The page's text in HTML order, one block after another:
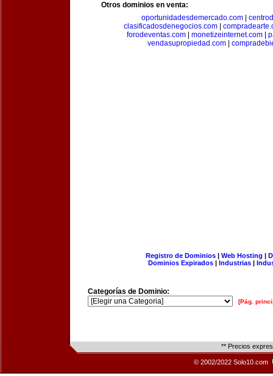
Otros dominios en venta:
oportunidadesdemercado.com
clasificadosdenegocios.com|
forodeventas.com| monetizeinternet.com|
vendasupropiedad.com|
Registro de Dominios| Web Hosting |
Dominios Expirados | Industrias |
Categorías de Dominio:
[Pág.
** Precios
© 2002/2022 Solo10.com